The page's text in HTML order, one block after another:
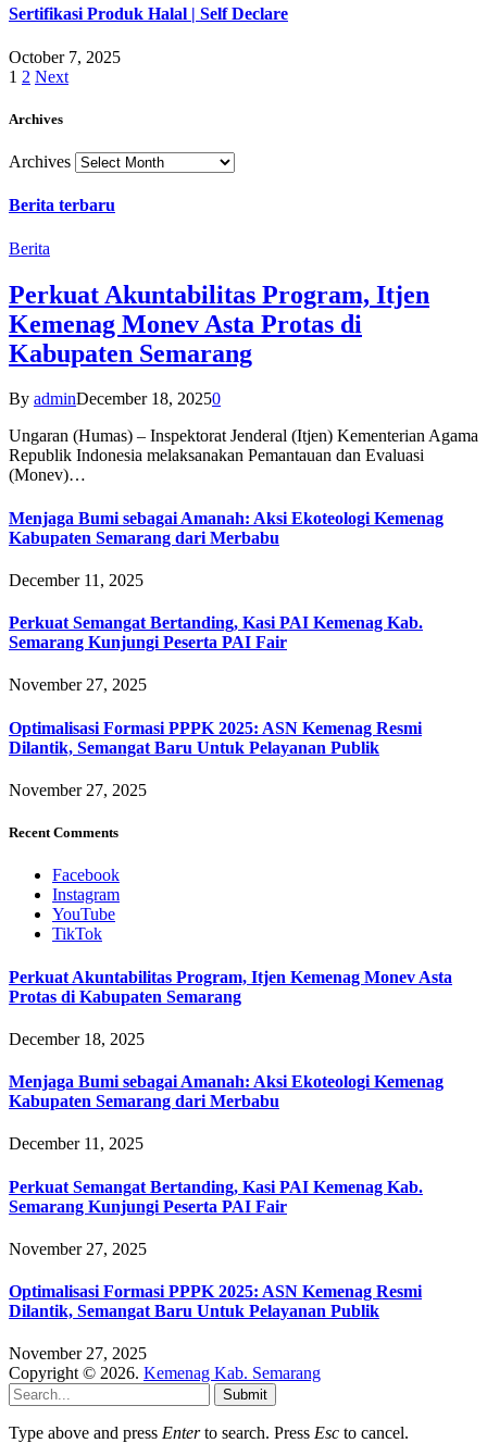
Sertifikasi Produk Halal | Self Declare
October 7, 2025
1 2 Next
Archives
Archives
Berita terbaru
Berita
Perkuat Akuntabilitas Program, Itjen
Kemenag Monev Asta Protas di
Kabupaten Semarang
By adminDecember 18, 20250
Ungaran (Humas) – Inspektorat Jenderal (Itjen) Kementerian Agama
Republik Indonesia melaksanakan Pemantauan dan Evaluasi
(Monev)…
Menjaga Bumi sebagai Amanah: Aksi Ekoteologi Kemenag
Kabupaten Semarang dari Merbabu
December 11, 2025
Perkuat Semangat Bertanding, Kasi PAI Kemenag Kab.
Semarang Kunjungi Peserta PAI Fair
November 27, 2025
Optimalisasi Formasi PPPK 2025: ASN Kemenag Resmi
Dilantik, Semangat Baru Untuk Pelayanan Publik
November 27, 2025
Recent Comments
Facebook
Instagram
YouTube
TikTok
Perkuat Akuntabilitas Program, Itjen Kemenag Monev Asta
Protas di Kabupaten Semarang
December 18, 2025
Menjaga Bumi sebagai Amanah: Aksi Ekoteologi Kemenag
Kabupaten Semarang dari Merbabu
December 11, 2025
Perkuat Semangat Bertanding, Kasi PAI Kemenag Kab.
Semarang Kunjungi Peserta PAI Fair
November 27, 2025
Optimalisasi Formasi PPPK 2025: ASN Kemenag Resmi
Dilantik, Semangat Baru Untuk Pelayanan Publik
November 27, 2025
Copyright © 2026. Kemenag Kab. Semarang
Submit
Type above and press Enterto search. Press Esc to cancel.